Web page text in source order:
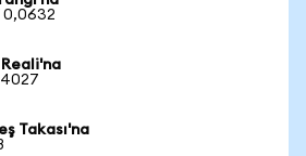
0,0632
Takası'na